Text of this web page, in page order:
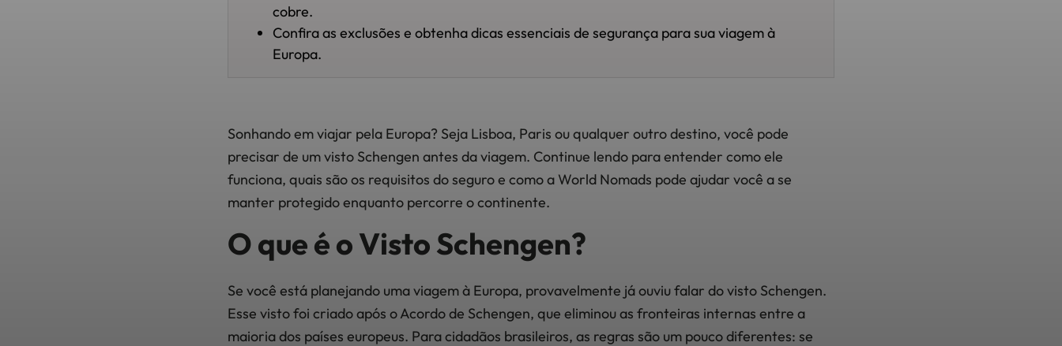
cobre.
Confira as exclusões e obtenha dicas essenciais de segurança para sua viagem à
Europa.
Sonhando em viajar pela Europa? Seja Lisboa, Paris ou qualquer outro destino, você pode
precisar de um visto Schengen antes da viagem. Continue lendo para entender como ele
funciona, quais são os requisitos do seguro e como a World Nomads pode ajudar você a se
manter protegido enquanto percorre o continente.
O que é o Visto Schengen?
Se você está planejando uma viagem à Europa, provavelmente já ouviu falar do visto Schengen.
Esse visto foi criado após o Acordo de Schengen, que eliminou as fronteiras internas entre a
maioria dos países europeus. Para cidadãos brasileiros, as regras são um pouco diferentes: se